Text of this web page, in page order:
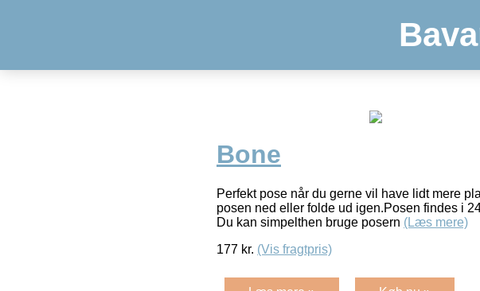
Bone
Perfekt pose når du gerne vil have lidt mere
posen ned eller folde ud igen.Posen findes i
Du kan simpelthen bruge posern (Læs mere)
177 kr. (Vis fragtpris)